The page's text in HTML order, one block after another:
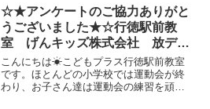
セッションなどあっという間の２時間で
した。南部様の実体験や、...
☆★アンケートのご協力ありがと
うございました★☆行徳駅前教
室 げんキッズ株式会社 放デ
イ 児発 運動療育
こんにちは☀こどもプラス行徳駅前教室
です。ほとんどの小学校では運動会が終
わり、お子さん達は運動会の練習を頑張